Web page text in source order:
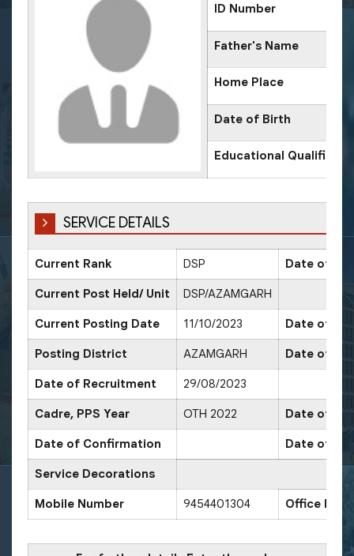
ID Number
Father's Name
Home Place
Date of Birth
Educational
SERVICE DETAILS
Current Rank DSP Date of
Current Post Held/ Unit DSP/AZAMGARH
Current Posting Date 11/10/2023 Date of Sr.
Posting District AZAMGARH Date of
Date of Recruitment 29/08/2023
Cadre, PPS Year OTH 2022 Date of
Date of Confirmation Date of
Service Decorations
Mobile Number 9454401304 Office